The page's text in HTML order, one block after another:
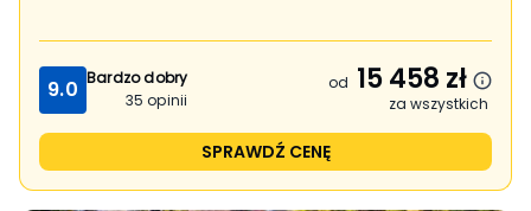
9.0 Bardzo dobry
35 opinii
od 15 458 zł
za wszystkich
SPRAWDŹ CENĘ